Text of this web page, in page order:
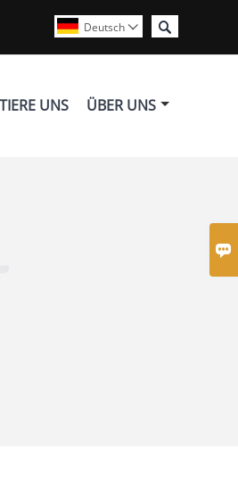


Deutsch 
UNS ÜBER UNS